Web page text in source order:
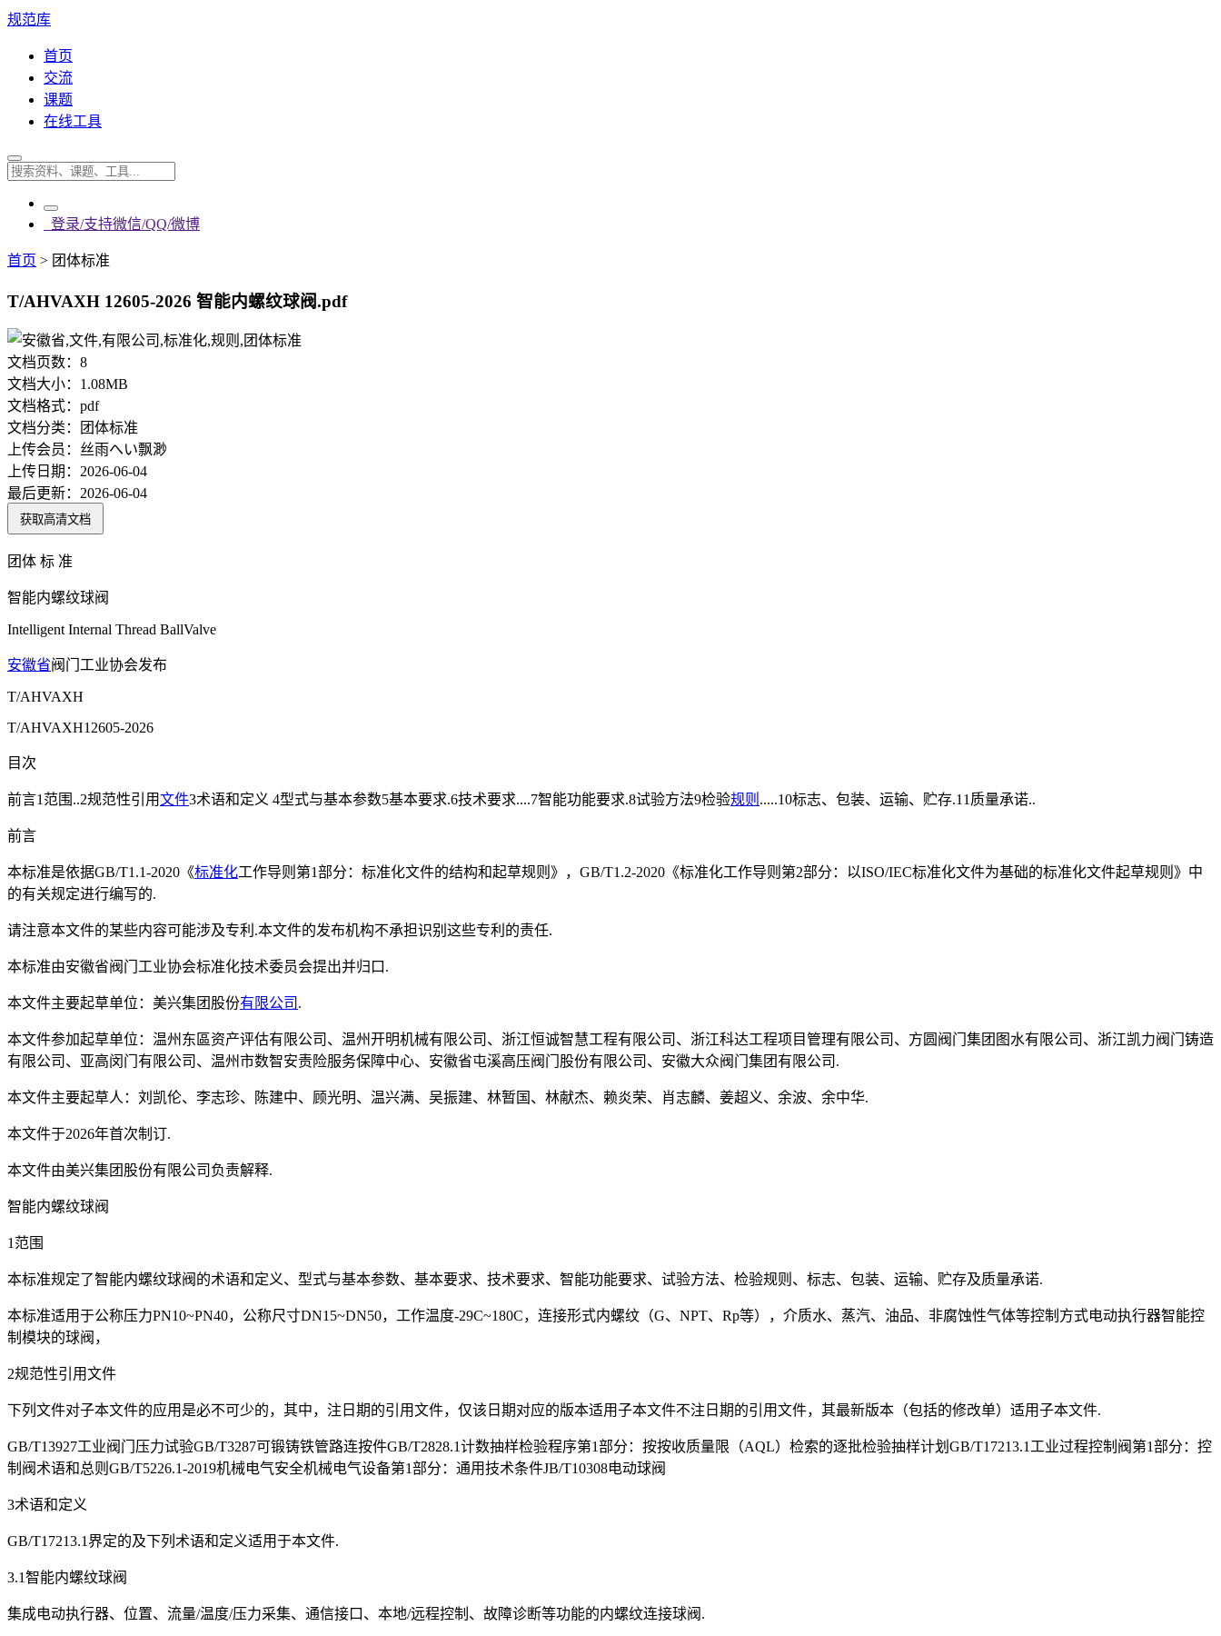
规范库
首页
交流
课题
在线工具
登录/支持微信/QQ/微博
首页 > 团体标准
T/AHVAXH 12605-2026 智能内螺纹球阀.pdf
文档页数： 8
文档大小： 1.08MB
文档格式： pdf
文档分类：
团体标准
上传会员： 丝雨へい飘渺
上传日期： 2026-06-04
最后更新： 2026-06-04
获取高清文档
团体 标 准
智能内螺纹球阀
Intelligent Internal Thread BallValve
安徽省阀门工业协会发布
T/AHVAXH
T/AHVAXH12605-2026
目次
前言1范围..2规范性引用文件3术语和定义 4型式与基本参数5基本要求.6技术要求....7智能功能要求.8试验方法9检验规则 .....10标志、包装、运输、贮存.11质量承诺..
前言
本标准是依据GB/T1.1-2020《标准化工作导则第1部分：标准化文件的结构和起草规则》，GB/T1.2-2020《标准化工作导则第2部分：以ISO/IEC标准化文件为基础的标准化文件起草规则》中
的有关规定进行编写的.
请注意本文件的某些内容可能涉及专利.本文件的发布机构不承担识别这些专利的责任.
本标准由安徽省阀门工业协会标准化技术委员会提出并归口.
本文件主要起草单位：美兴集团股份有限公司 .
本文件参加起草单位：温州东區资产评估有限公司、温州开明机械有限公司、浙江恒诚智慧工程有限公司、浙江科达工程项目管理有限公司、方圆阀门集团图水有限公司、浙江凯力阀门铸造
有限公司、亚高闵门有限公司、温州市数智安责险服务保障中心、安徽省屯溪高压阀门股份有限公司、安徽大众阀门集团有限公司.
本文件主要起草人：刘凯伦、李志珍、陈建中、顾光明、温兴满、吴振建、林暂国、林献杰、赖炎荣、肖志麟、姜超义、余波、余中华.
本文件于2026年首次制订.
本文件由美兴集团股份有限公司负责解释.
智能内螺纹球阀
1范围
本标准规定了智能内螺纹球阀的术语和定义、型式与基本参数、基本要求、技术要求、智能功能要求、试验方法、检验规则、标志、包装、运输、贮存及质量承诺.
本标准适用于公称压力PN10~PN40，公称尺寸DN15~DN50，工作温度-29C~180C，连接形式内螺纹（G、NPT、Rp等），介质水、蒸汽、油品、非腐蚀性气体等控制方式电动执行器智能控
制模块的球阀，
2规范性引用文件
下列文件对子本文件的应用是必不可少的，其中，注日期的引用文件，仅该日期对应的版本适用子本文件不注日期的引用文件，其最新版本（包括的修改单）适用子本文件.
GB/T13927工业阀门压力试验GB/T3287可锻铸铁管路连按件GB/T2828.1计数抽样检验程序第1部分：按按收质量限（AQL）检索的逐批检验抽样计划GB/T17213.1工业过程控制阀第1部分：控
制阀术语和总则GB/T5226.1-2019机械电气安全机械电气设备第1部分：通用技术条件JB/T10308电动球阀
3术语和定义
GB/T17213.1界定的及下列术语和定义适用于本文件.
3.1智能内螺纹球阀
集成电动执行器、位置、流量/温度/压力采集、通信接口、本地/远程控制、故障诊断等功能的内螺纹连接球阀.